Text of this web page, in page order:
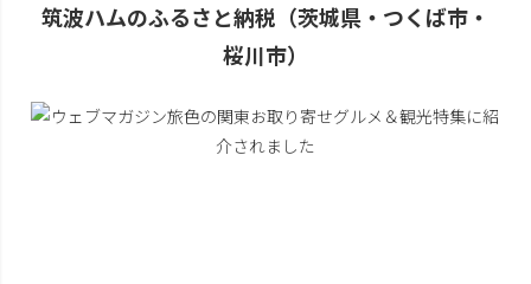
筑波ハムのふるさと納税（茨城県・つくば市・
桜川市）